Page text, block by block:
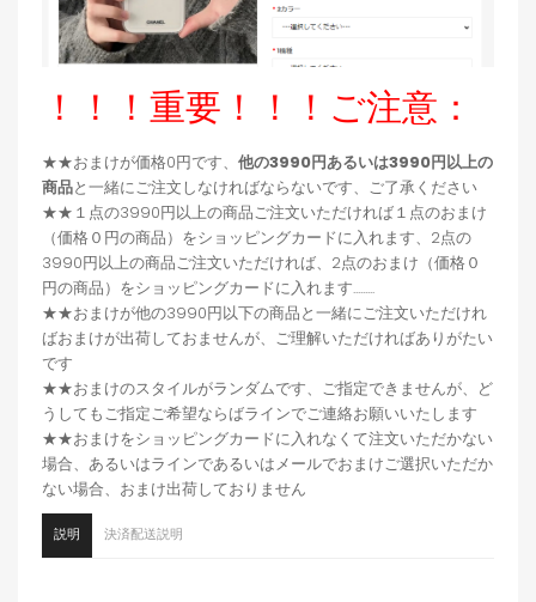
！！！重要！！！ご注意：
★★おまけが価格0円です、 他の3990円あるいは3990円以上の
商品と一緒にご注文しなければならないです、ご了承ください
★★１点の3990円以上の商品ご注文いただければ１点のおまけ
（価格０円の商品）をショッピングカードに入れます、2点の
3990円以上の商品ご注文いただければ、2点のおまけ（価格０
円の商品）をショッピングカードに入れます.........
★★おまけが他の3990円以下の商品と一緒にご注文いただけれ
ばおまけが出荷しておませんが、ご理解いただければありがたい
です
★★おまけのスタイルがランダムです、ご指定できませんが、ど
うしてもご指定ご希望ならばラインでご連絡お願いいたします
★★おまけをショッピングカードに入れなくて注文いただかない
場合、あるいはラインであるいはメールでおまけご選択いただか
ない場合、おまけ出荷しておりません
説明 決済配送説明